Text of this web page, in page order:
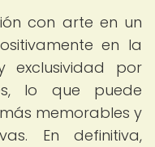
con arte en un
en la
exclusividad por
lo que puede
memorables y
En definitiva,